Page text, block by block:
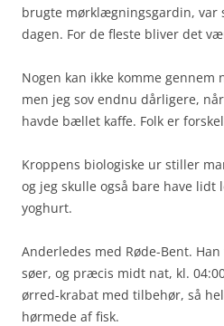
brugte mørklægningsgardin, var
dagen. For de fleste bliver det
Nogen kan ikke komme gennem
men jeg sov endnu dårligere,
havde bællet kaffe. Folk er
Kroppens biologiske ur stiller
og jeg skulle også bare have lidt
yoghurt.
Anderledes med Røde-Bent.
søer, og præcis midt nat, kl.
ørred-krabat med tilbehør, så
hørmede af fisk.